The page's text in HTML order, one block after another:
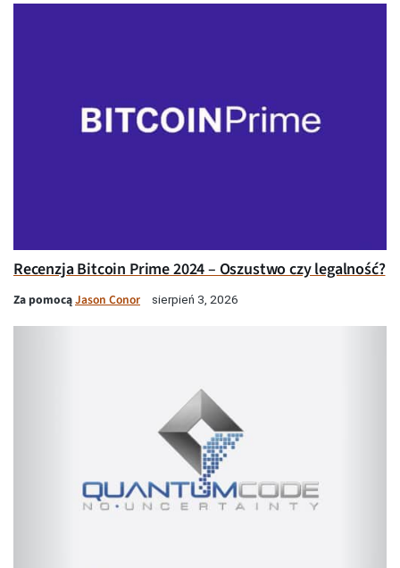
Recenzja Bitcoin Prime 2024 – Oszustwo czy legalność?
Za pomocąJason Conor sierpień 3, 2026